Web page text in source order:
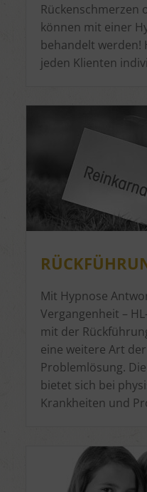
Rückenschmerzen
können mit einer
behandelt werden!
jeden Klienten
Mit Hypnose
Vergangenheit –
mit der
eine weitere Art
Problemlösung.
bietet sich bei
Krankheiten und